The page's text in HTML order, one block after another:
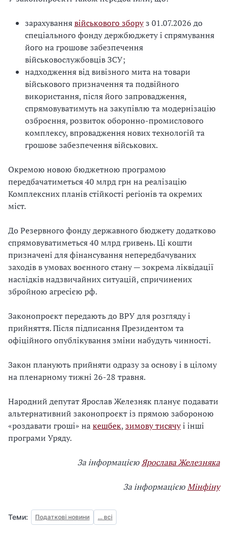
зарахуваннявійськового зборуз 01.07.2026 до
спеціального фонду держбюджету і спрямування
його на грошове забезпечення
військовослужбовців ЗСУ;
надходження від вивізного мита на товари
військового призначення та подвійного
використання, після його запровадження,
спрямовуватимуть на закупівлю та модернізацію
озброєння, розвиток оборонно-промислового
комплексу, впровадження нових технологій та
грошове забезпечення військових.
Окремою новою бюджетною програмою
передбачатиметься 40 млрд грн на реалізацію
Комплексних планів стійкості регіонів та окремих
міст.
До Резервного фонду державного бюджету додатково
спрямовуватиметься 40 млрд гривень. Ці кошти
призначені для фінансування непередбачуваних
заходів в умовах воєнного стану — зокрема ліквідації
наслідків надзвичайних ситуацій, спричинених
збройною агресією рф.
Законопроєкт передають до ВРУ для розгляду і
прийняття. Після підписання Президентом та
офіційного опублікування зміни набудуть чинності.
Закон планують прийняти одразу за основу і в цілому
на пленарному тижні 26-28 травня.
Народний депутат Ярослав Железняк планує подавати
альтернативний законопроєкт із прямою забороною
«роздавати гроші» накешбек,зимову тисячуі інші
програми Уряду.
За інформацієюЯрослава Железняка
За інформацієюМінфіну
Теми: Податкові новини ... всі